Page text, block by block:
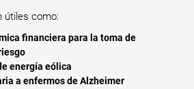
útiles como:
financiera para la toma de
energía eólica
a enfermos de Alzheimer